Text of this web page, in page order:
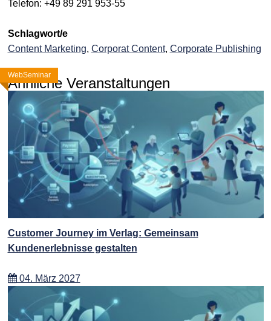
Telefon: +49 89 291 953-55
Schlagwort/e
Content Marketing, Corporat Content, Corporate Publishing
Ähnliche Veranstaltungen
WebSeminar
Customer Journey im Verlag: Gemeinsam
Kundenerlebnisse gestalten
04. März 2027
WebSeminar
WebSeminar